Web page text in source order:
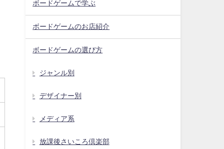
ボードゲームで学ぶ
ボードゲームのお店紹介
ボードゲームの選び方
ジャンル別
デザイナー別
メディア系
放課後さいころ倶楽部